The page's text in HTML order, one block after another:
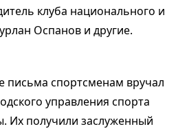
клуба национального и
Оспанов и другие.
письма спортсменам вручал
управления спорта
Их получили заслуженный